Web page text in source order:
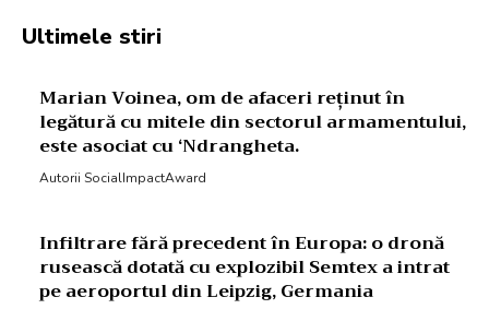
Ultimele stiri
Marian Voinea, om de afaceri reținut în
legătură cu mitele din sectorul armamentului,
este asociat cu ‘Ndrangheta.
Autorii SocialImpactAward
Infiltrare fără precedent în Europa: o dronă
rusească dotată cu explozibil Semtex a intrat
pe aeroportul din Leipzig, Germania